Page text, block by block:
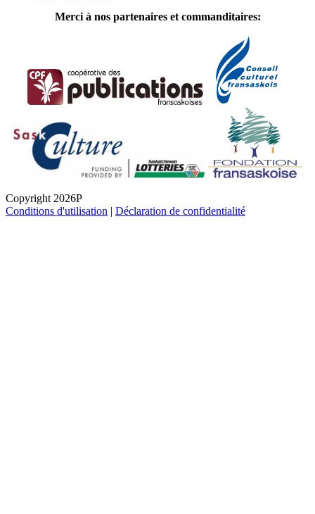
Merci à nos partenaires et commanditaires:
Copyright 2026P
Conditions d'utilisation
Déclaration de confidentialité